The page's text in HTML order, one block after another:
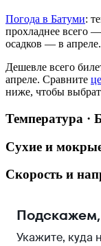
Погода в Батуми:
прохладнее всего
осадков — в апреле.
Дешевле всего
апреле. Сравните
ниже, чтобы
Температура ·
Сухие и
Скорость и
Укажите, куда